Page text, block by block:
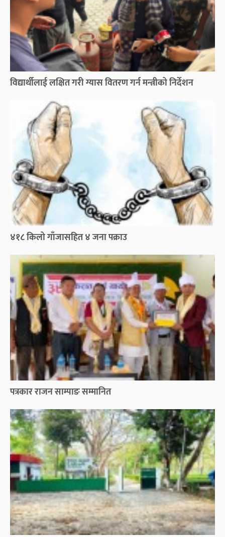
विद्यार्थीलाई लक्षित गरी ग्यास वितरण गर्न मन्त्रीको निर्देशन
४१८ किलो गाँजासहित ४ जना पक्राउ
पत्रकार राजन साम्पाङ सम्मानित